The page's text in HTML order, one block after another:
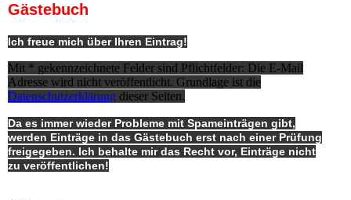
Gästebuch
Ich freue mich über Ihren Eintrag!
Mit * gekennzeichnete Felder sind Pflichtfelder: Die E-Mail
Adresse wird nicht veröffentlicht. Grundlage ist die
Datenschutzerklärung dieser Seiten.
Da es immer wieder Probleme mit Spameinträgen gibt,
werden Einträge in das Gästebuch erst nach einer Prüfung
freigegeben. Ich behalte mir das Recht vor, Einträge nicht
zu veröffentlichen!